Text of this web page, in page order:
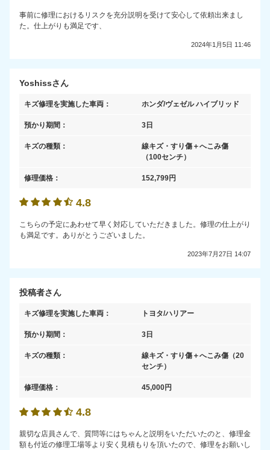
事前に修理におけるリスクを充分説明を受けて安心して依頼出来まし
た。仕上がりも満足です、
2024年1月5日 11:46
Yoshissさん
キズ修理を実施した車両： ホンダ/ヴェゼル ハイブリッド
預かり期間： 3日
キズの種類：
線キズ・すり傷＋へこみ傷
（100センチ）
修理価格： 152,799円
4.8
こちらの予定にあわせて早く対応していただきました。修理の仕上がり
も満足です。ありがとうございました。
2023年7月27日 14:07
投稿者さん
キズ修理を実施した車両： トヨタ/ハリアー
預かり期間： 3日
キズの種類： 線キズ・すり傷＋へこみ傷 （20
センチ）
修理価格： 45,000円
4.8
親切な店員さんで、質問等にはちゃんと説明をいただいたのと、修理金
額も付近の修理工場等より安く見積もりを頂いたので、修理をお願いし